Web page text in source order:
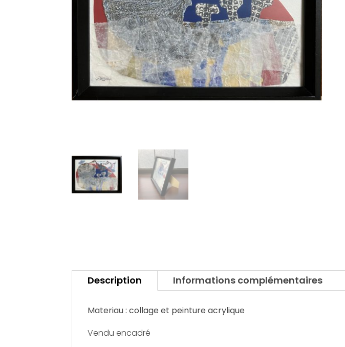
Description Informations complémentaires
Materiau : collage et peinture acrylique
Vendu encadré